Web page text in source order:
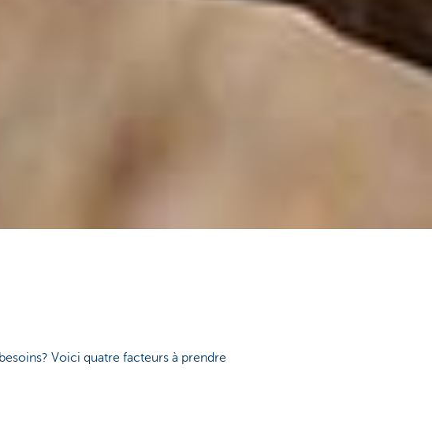
Voici quatre facteurs à prendre